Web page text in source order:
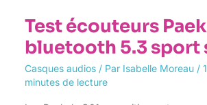
Test écouteurs
bluetooth 5.3 sport
Casques audios/ Par Isabelle Moreau /
minutes de lecture